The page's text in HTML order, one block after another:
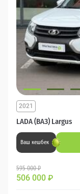
LADA (ВАЗ) Largus
2021
Ваш кешбек
595 000 ₽
506 000 ₽